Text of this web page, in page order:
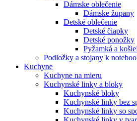
Dámske oblečenie
Dámske župany
Detské oblečenie
Detské čiapky
Detské ponožky
Pyžamká a
Podložky a stojany k
Kuchyne
Kuchyne na mieru
Kuchynské linky a bloky
Kuchynské bloky
Kuchynské linky bez
Kuchynské linky so